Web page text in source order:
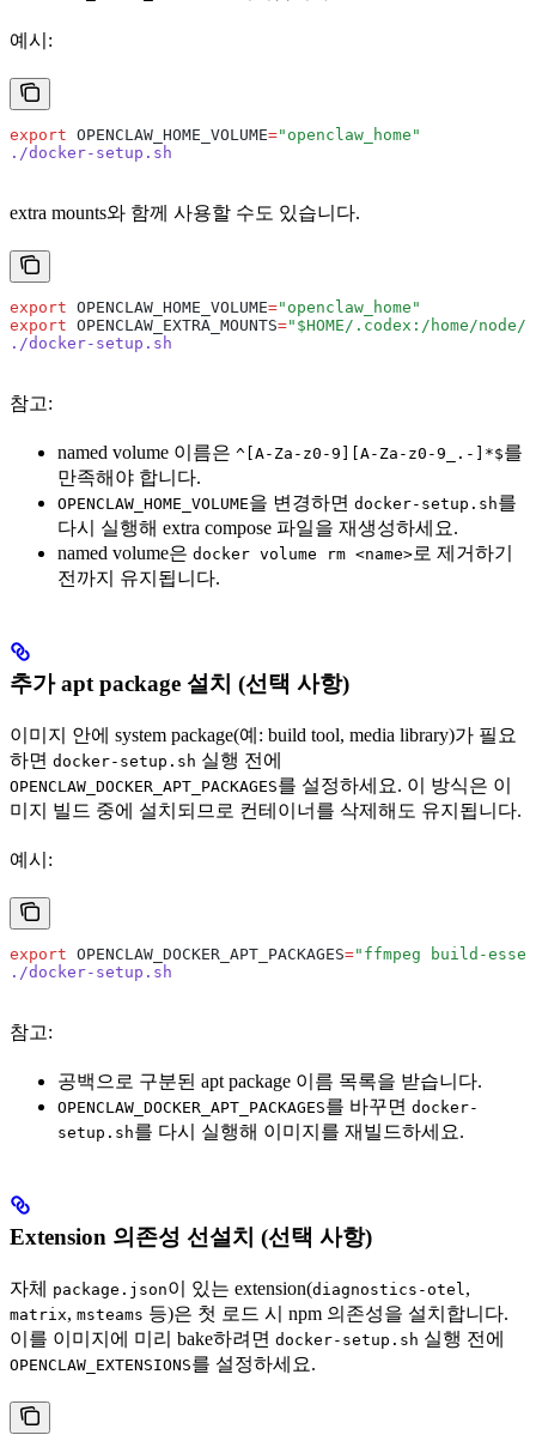
예시:
export OPENCLAW_HOME_VOLUME="openclaw_home"
./docker-setup.sh
extra mounts와 함께 사용할 수도 있습니다.
export OPENCLAW_HOME_VOLUME="openclaw_home"
export OPENCLAW_EXTRA_MOUNTS="$HOME/.codex:/home/
./docker-setup.sh
참고:
named volume 이름은 ^[A-Za-z0-9][A-Za-z0-9_.-]*$를
만족해야 합니다.
OPENCLAW_HOME_VOLUME을 변경하면 docker-setup.sh를
다시 실행해 extra compose 파일을 재생성하세요.
named volume은 docker volume rm <name>로 제거하기
전까지 유지됩니다.
추가 apt package 설치 (선택 사항)
이미지 안에 system package(예: build tool, media library)가 필요
하면 docker-setup.sh 실행 전에
OPENCLAW_DOCKER_APT_PACKAGES를 설정하세요. 이 방식은 이
미지 빌드 중에 설치되므로 컨테이너를 삭제해도 유지됩니다.
예시:
export OPENCLAW_DOCKER_APT_PACKAGES="ffmpeg build-
./docker-setup.sh
참고:
공백으로 구분된 apt package 이름 목록을 받습니다.
OPENCLAW_DOCKER_APT_PACKAGES를 바꾸면 docker-
setup.sh를 다시 실행해 이미지를 재빌드하세요.
Extension 의존성 선설치 (선택 사항)
자체 package.json이 있는 extension(diagnostics-otel ,
matrix, msteams 등)은 첫 로드 시 npm 의존성을 설치합니다.
이를 이미지에 미리 bake하려면 docker-setup.sh 실행 전에
OPENCLAW_EXTENSIONS를 설정하세요.